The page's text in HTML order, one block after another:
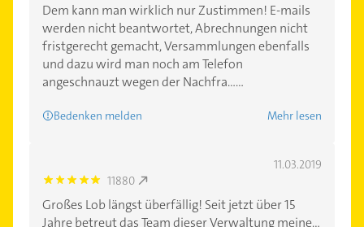
Dem kann man wirklich nur Zustimmen! E-mails
werden nicht beantwortet, Abrechnungen nicht
fristgerecht gemacht, Versammlungen ebenfalls
und dazu wird man noch am Telefon
angeschnauzt wegen der Nachfra......
Bedenken melden Mehr lesen
11.03.2019
5.0 11880
Großes Lob längst überfällig! Seit jetzt über 15
Jahre betreut das Team dieser Verwaltung meine...